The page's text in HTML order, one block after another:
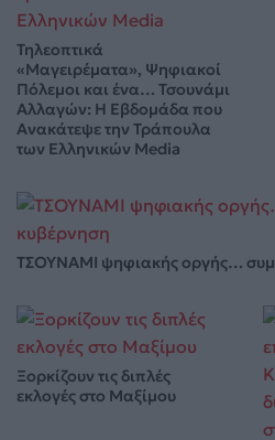
Τηλεοπτικά
«Μαγειρέματα», Ψηφιακοί
Πόλεμοι και ένα… Τσουνάμι
Αλλαγών: Η Εβδομάδα που
Ανακάτεψε την Τράπουλα
των Ελληνικών Media
ΤΣΟΥΝΑΜΙ ψηφιακής οργής…
Ξορκίζουν τις διπλές
εκλογές στο Μαξίμου